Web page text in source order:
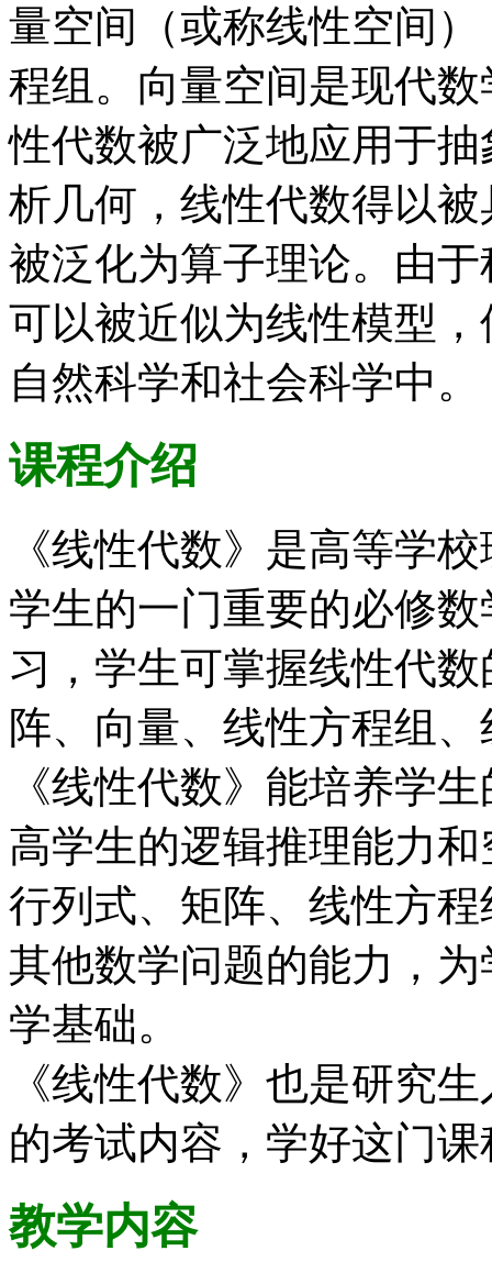
量空间（或称线性空间
程组。向量空间是现代
性代数被广泛地应用于
析几何，线性代数得以
被泛化为算子理论。由
可以被近似为线性模型
自然科学和社会科学中。
课程介绍
《线性代数》是高等学
学生的一门重要的必修
习，学生可掌握线性代
阵、向量、线性方程组
《线性代数》能培养学
高学生的逻辑推理能力
行列式、矩阵、线性方
其他数学问题的能力，
学基础。
《线性代数》也是研究
的考试内容，学好这门
教学内容